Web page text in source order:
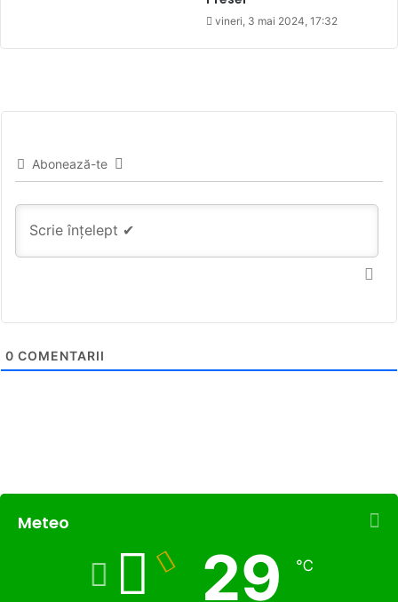
vineri, 3 mai 2024, 17:32
Abonează-te
0 COMENTARII
Meteo
29 ℃